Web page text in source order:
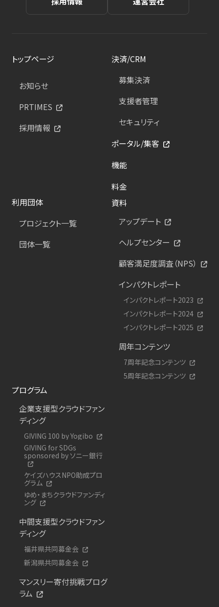
トップページ
お知らせ
PRTIMES
採用情報
決済/CRM
募集決済
支援者管理
セキュリティ
ポータル/集客
機能
料金
利用団体
プロジェクト一覧
団体一覧
資料
アップデート
ヘルプセンター
顧客満足度調査（NPS）
インパクトレポート
インパクトレポート2023
インパクトレポート2024
インパクトレポート2025
周年コンテンツ
7周年記念コンテンツ
5周年記念コンテンツ
プログラム
企業支援型クラウドファン
ディング
GIVING 100 by Yogibo
GIVING for SDGs
sponsored by ソニー銀行
ケイズハウスNPO助成プロ
グラム
ゆめ・まちクラウドファンディ
ング
中間支援型クラウドファン
ディング
福井県共同募金会
新潟県共同募金会
マンスリー寄付挑戦プログ
ラム